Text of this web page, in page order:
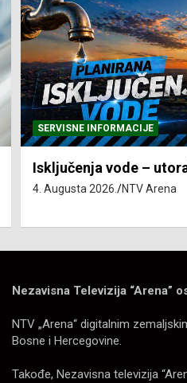
SERVISNE INFORMACIJE
Isključenja vode –
4. Augusta 2026. NTV Arena
Nezavisna Televizija “Arena”
NTV „Arena“ digitalnim
Bosne i Hercegovine.
Takođe, Nezavisna televizija